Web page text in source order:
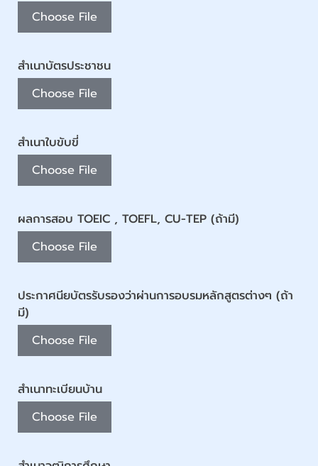
Choose File
สำเนาบัตรประชาชน
Choose File
สำเนาใบขับขี่
Choose File
ผลการสอบ TOEIC , TOEFL, CU-TEP (ถ้ามี)
Choose File
ประกาศนียบัตรรับรองว่าผ่านการอบรมหลักสูตรต่างๆ (ถ้า
มี)
Choose File
สำเนาทะเบียนบ้าน
Choose File